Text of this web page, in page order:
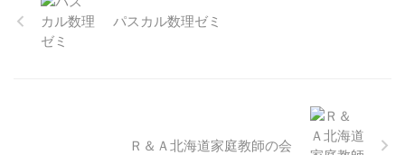
パスカル数理ゼミ
Ｒ＆Ａ北海道家庭教師の会